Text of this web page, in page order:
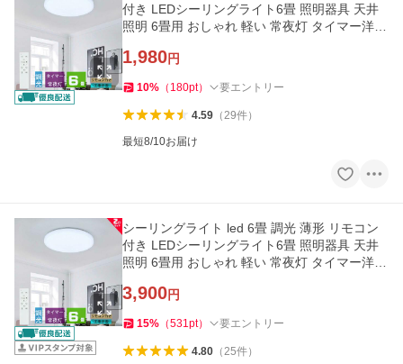
付き LEDシーリングライト6畳 照明器具 天井
照明 6畳用 おしゃれ 軽い 常夜灯 タイマー洋室
1,980円
10% （ 180pt） 要エントリー
4.59（ 29件）
最短8/10お届け
シーリングライト led 6畳 調光 薄形 リモコン
付き LEDシーリングライト6畳 照明器具 天井
照明 6畳用 おしゃれ 軽い 常夜灯 タイマー洋室
3,900円
15% （531 pt） 要エントリー
4.80（ 25件）